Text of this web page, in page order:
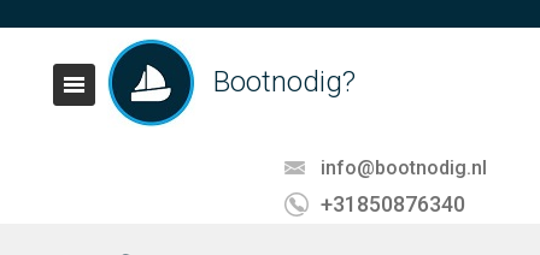
Bootnodig?
info@bootnodig.nl
+31850876340